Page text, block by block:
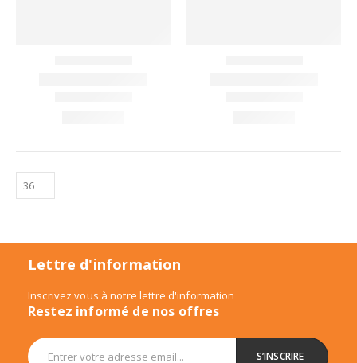
Lettre d'information
Inscrivez vous à notre lettre d'information
Restez informé de nos offres